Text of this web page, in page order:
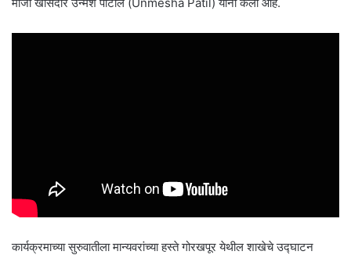
कार्यक्रमाच्या सुरुवातीला मान्यवरांच्या हस्ते गोरखपूर येथील शाखेचे उद्घाटन